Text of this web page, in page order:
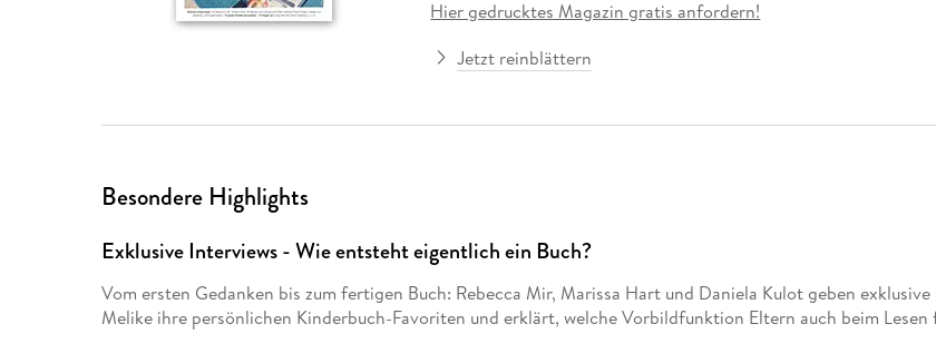
Leseempfehlung
Top Autor:innen
Gebrauchtbuch
Kinderbücher
Kochen & Backen
Manga
Fremdsprachige Bücher
eBook Abonnement
Romane
Sachbücher
Geräte im Vergleich
Westermann Lernhilfen
Klett Lernhilfen
New Adult
Ratgeber
Sachbücher
Hörbuchsprecher
Kinder- & Jugendbücher
Krimis & Thriller
Hörspiele
Hörbuch Downloads im
Günstige Spielwaren
Puzzles & Puzzlezubehör
Wochenkalender
Schule & Lernen
Sprachkalender
Postkarten
Kugelschreiber
STABILO
Hier gedrucktes Magazin gratis anfordern!
Jetzt reinblättern
Besondere Highlights
Exklusive Interviews - Wie entsteht eigentlich ein Buch?
Vom ersten Gedanken bis zum fertigen Buch: Rebecca Mir, Marissa Hart und Daniela Kulot geben
Melike ihre persönlichen Kinderbuch-Favoriten und erklärt, welche Vorbildfunktion Eltern auch beim Lesen